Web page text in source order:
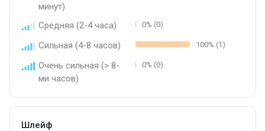
минут)
Средняя (2-4 часа) 0% (0)
Сильная (4-8 часов) 100% (1)
Очень сильная (> 8-
ми часов)
0% (0)
Шлейф